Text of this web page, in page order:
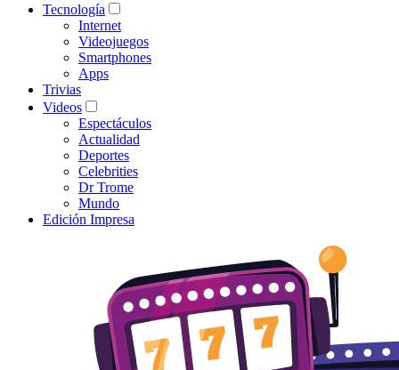
Tecnología
Internet
Videojuegos
Smartphones
Apps
Trivias
Videos
Espectáculos
Actualidad
Deportes
Celebrities
Dr Trome
Mundo
Edición Impresa